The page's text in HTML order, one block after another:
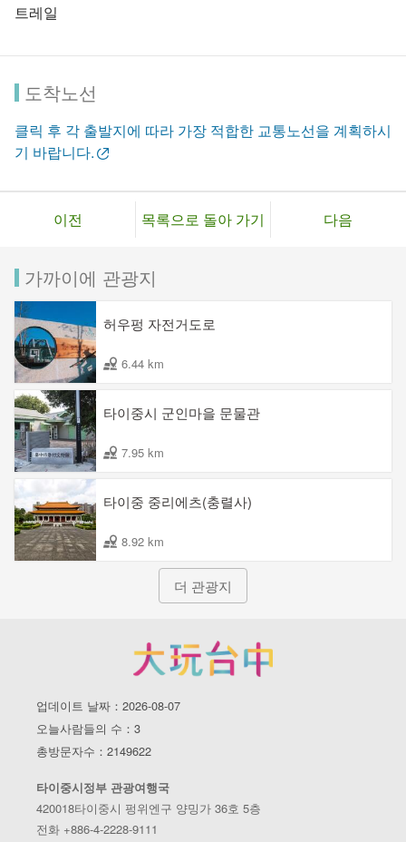
트레일
도착노선
클릭 후 각 출발지에 따라 가장 적합한 교통노선을 계획하시
기 바랍니다.
이전 목록으로 돌아 가기 다음
가까이에 관광지
허우펑 자전거도로
6.44 km
타이중시 군인마을 문물관
7.95 km
타이중 중리에츠(충렬사)
8.92 km
더 관광지
업데이트 날짜：2026-08-07
오늘사람들의 수：3
총방문자수：2149622
타이중시정부 관광여행국
420018타이중시 펑위엔구 양밍가 36호 5층
전화 +886-4-2228-9111